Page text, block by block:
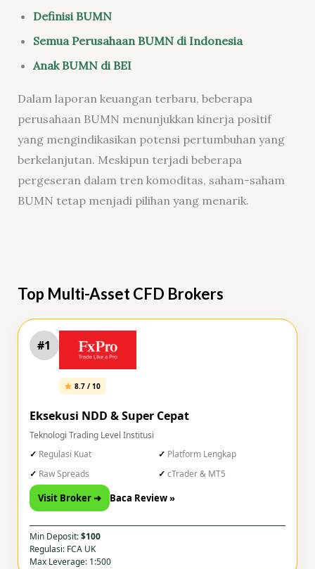
Definisi BUMN
Semua Perusahaan BUMN di Indonesia
Anak BUMN di BEI
Dalam laporan keuangan terbaru, beberapa
perusahaan BUMN menunjukkan kinerja positif
yang mengindikasikan potensi pertumbuhan yang
berkelanjutan. Meskipun terjadi beberapa
pergeseran dalam tren komoditas, saham-saham
BUMN tetap menjadi pilihan yang menarik.
Top Multi-Asset CFD Brokers
#1
8.7 / 10
Eksekusi NDD & Super Cepat
Teknologi Trading Level Institusi
Regulasi Kuat
Platform Lengkap
Raw Spreads
cTrader & MT5
Visit Broker ➜ Baca Review »
Min Deposit:$100
Regulasi: FCA UK
Max Leverage: 1:500